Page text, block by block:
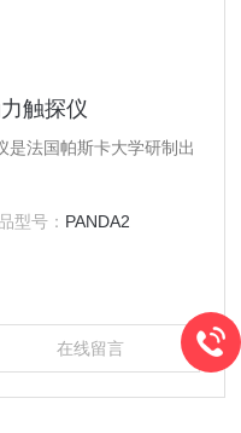
触探仪
是法国帕斯卡大学研制出
型号： PANDA2
在线留言